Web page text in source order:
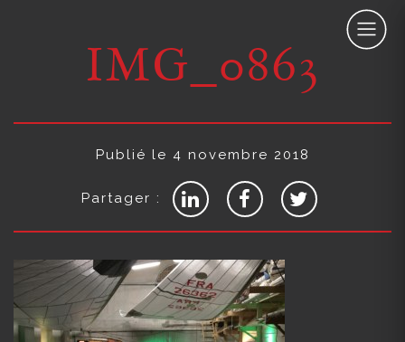
IMG_0863
Publié le 4 novembre 2018
Partager :